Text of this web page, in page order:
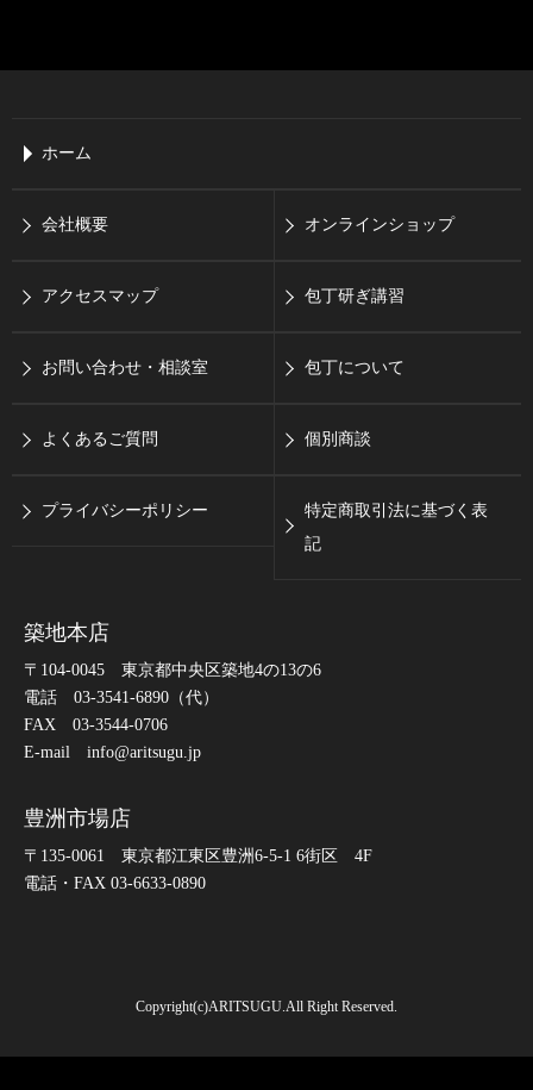
ホーム
会社概要
アクセスマップ
お問い合わせ・相談室
よくあるご質問
プライバシーポリシー
オンラインショップ
包丁研ぎ講習
包丁について
個別商談
特定商取引法に基づく表
記
築地本店
〒104-0045 東京都中央区築地4の13の6
電話 03-3541-6890（代）
FAX 03-3544-0706
E-mail info@aritsugu.jp
豊洲市場店
〒135-0061 東京都江東区豊洲6-5-1 6街区 4F
電話・FAX 03-6633-0890
Copyright(c)ARITSUGU.All Right Reserved.